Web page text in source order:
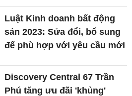
Luật Kinh doanh bất động
sản 2023: Sửa đổi, bổ sung
để phù hợp với yêu cầu mới
Discovery Central 67 Trần
Phú tăng ưu đãi 'khủng'